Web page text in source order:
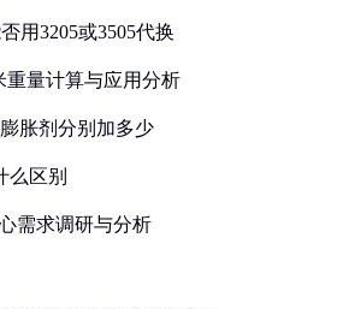
用3205或3505代换
重量计算与应用分析
胀剂分别加多少
么区别
需求调研与分析